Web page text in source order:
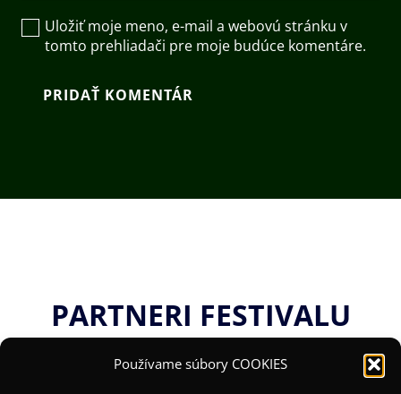
Používame súbory COOKIES
Uložiť moje meno, e-mail a webovú stránku v
tomto prehliadači pre moje budúce komentáre.
PRIDAŤ KOMENTÁR
PARTNERI FESTIVALU